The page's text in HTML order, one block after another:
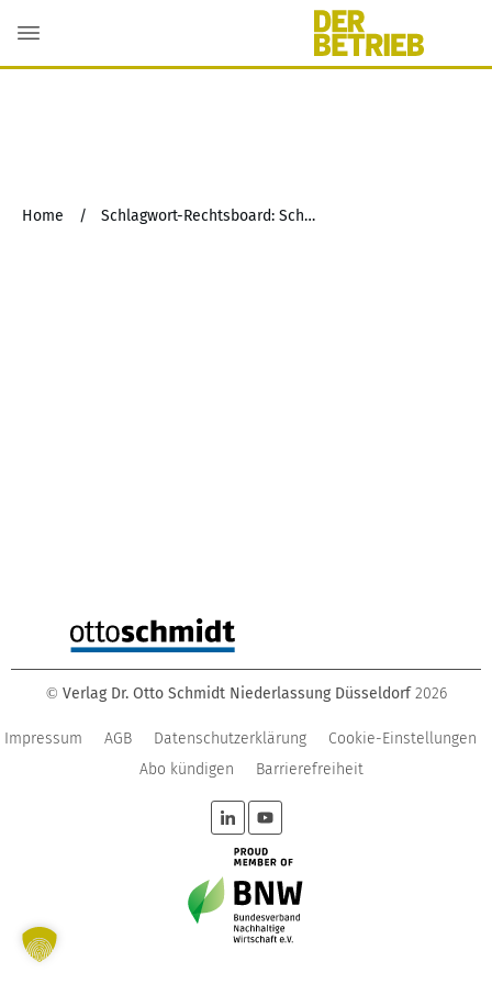
Home / Schlagwort-Rechtsboard: Schadenersatz
© Verlag Dr. Otto Schmidt Niederlassung Düsseldorf 2026
Impressum AGB Datenschutzerklärung
Cookie-Einstellungen
Abo kündigen
Barrierefreiheit